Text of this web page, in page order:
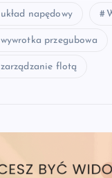
układ napędowy
wywrotka przegubowa
zarządzanie flotą